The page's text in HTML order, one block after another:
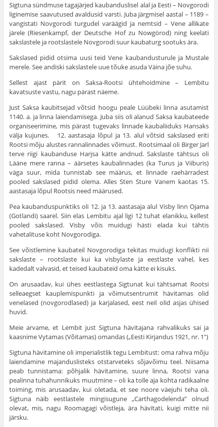
Sigtuna sündmuse tagajärjed kaubanduslisel alal ja Eesti – Novgorodi
liginemise saavutused avaldusid varsti. Juba järgmisel aastal – 1189 –
vangistati Novgorodi turgudel varäägid ja nemtsid – Vene allikate
järele (Riesenkampf, der Deutsche Hof zu Nowgörod) ning keelati
sakslastele ja rootslastele Novgorodi suur kaubaturg sootuks ära.
Sakslased pidid otsima uusi teid Vene kaubandusturule ja Mustale
merele. See andiski sakslastele uue tõuke asuda Väina jõe suhu.
Sellest ajast pärit on Saksa-Rootsi ühtehoidmine – Lembitu
kavatsuste vastu, nagu pärast näeme.
Just Saksa kaubitsejad võtsid hoogu peale Lüübeki linna asutamist
1140. a. ja linna laiendamisega. Juba siis oli alanud Saksa kaubateede
organiseerimine, mis pärast tugevaks linnade kaubaliiduks Hansaks
välja kujunes. 12. aastasaja lõpul ja 13. alul võtsid sakslased eriti
Rootsi mõju alustes rannalinnades võimust. Rootsimaal oli Birger Jarl
terve riigi kaubanduse Harjsa kätte andnud. Sakslaste tähtsus oli
Lääne mere ranna – äärsetes kaubalinnades (ka Turus ja Viiburis)
väga suur, mida tunnistab see määrus, et linnade raehärradest
pooled saks­lased pidid olema. Alles Sten Sture Vanem kaotas 15.
aastasaja lõpul Rootsis need määrused.
Pea kaubanduspunktiks oli 12. ja 13. aastasaja alul Visby linn Ojama
(Gotlandi) saarel. Siin elas Lembitu ajal ligi 12 tuhat elanikku, kellest
pooled sakslased. Visby võis muidugi hästi elada kui tähtis
vahetalituse koht Novgorodiga.
See võistlemine kaubateil Novgorodiga tekitas muidugi konflikti nii
sakslaste – rootslaste kui ka visbylaste ja eest­laste vahel, kes
kadedalt valvasid, et teised kaubateid oma kätte ei kisuks.
On arusaadav, kui ühes eestlastega Sigtunat kui tähtsamat Rootsi
selleaegset kauplemispunkti ja võimutsentrumit hävitamas olid
venelased (novgorodlased) ja karjala­sed, eest neil olid asjas ühised
huvid.
Meie arvame, et Lembit just Sigtuna hävitajana rah­valikuks sai ja
kaasnime Vytamas (Võitamas) omandas („Eesti Kirjandus 1921, nr. 1″)
Sigtuna hävitamine oli imperialistlik tegu Lembitust: oma rahva mõju
laiendamine majanduslisteks otstarveteks sõjavõimu teel. Niisama
peab tunnistama: põhjalik hävi­tamine, suure linna, Rootsi vana
pealinna tuhahunnikuks muutmine – oli ka tolle aja kohta radikaalne
toiming, mis arusaadav, kui oletada, et see noore väejuhi teha oli.
Sigtuna näib eestlastele mingisugune „Carthagodelenda” olnud
olevat, mis, nagu Roomagagi võistleja, ära hävitati, kuigi mitte nii
järsku.